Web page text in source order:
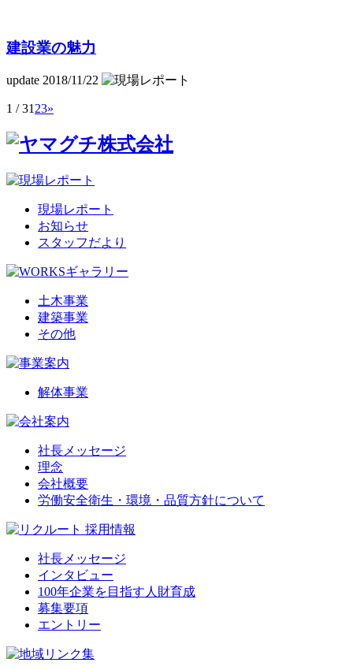
建設業の魅力
update 2018/11/22
1 / 31 23»
現場レポート
お知らせ
スタッフだより
土木事業
建築事業
その他
解体事業
社長メッセージ
理念
会社概要
労働安全衛生・環境・品質方針について
社長メッセージ
インタビュー
100年企業を目指す人財育成
募集要項
エントリー